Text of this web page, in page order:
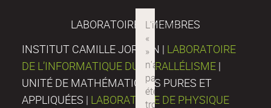
LABORATOIRES MEMBRES
INSTITUT CAMILLE JORDAN | LABORATOIRE
DE L’INFORMATIQUE DU PARALLÉLISME |
UNITÉ DE MATHÉMATIQUES PURES ET
APPLIQUÉES | LABORATOIRE DE PHYSIQUE